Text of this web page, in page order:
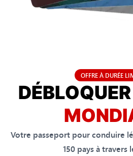
OFFRE À DURÉE
DÉBLOQUER
Votre passeport pour conduire
150 pays à travers